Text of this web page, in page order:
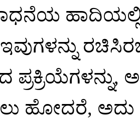
ಸಾಧನೆಯ
,
ಹೋದರೆ, ಅದು